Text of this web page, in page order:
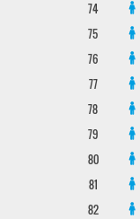
74
75
76
77
78
79
80
81
82